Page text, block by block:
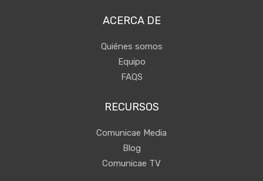
ACERCA DE
Quiénes somos
Equipo
FAQS
RECURSOS
Comunicae Media
Blog
Comunicae TV